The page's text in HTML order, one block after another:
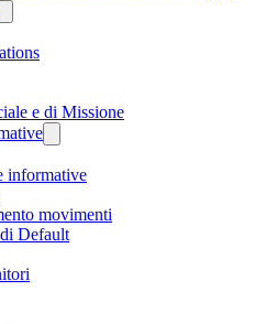
e di Missione
informative
movimenti
Default